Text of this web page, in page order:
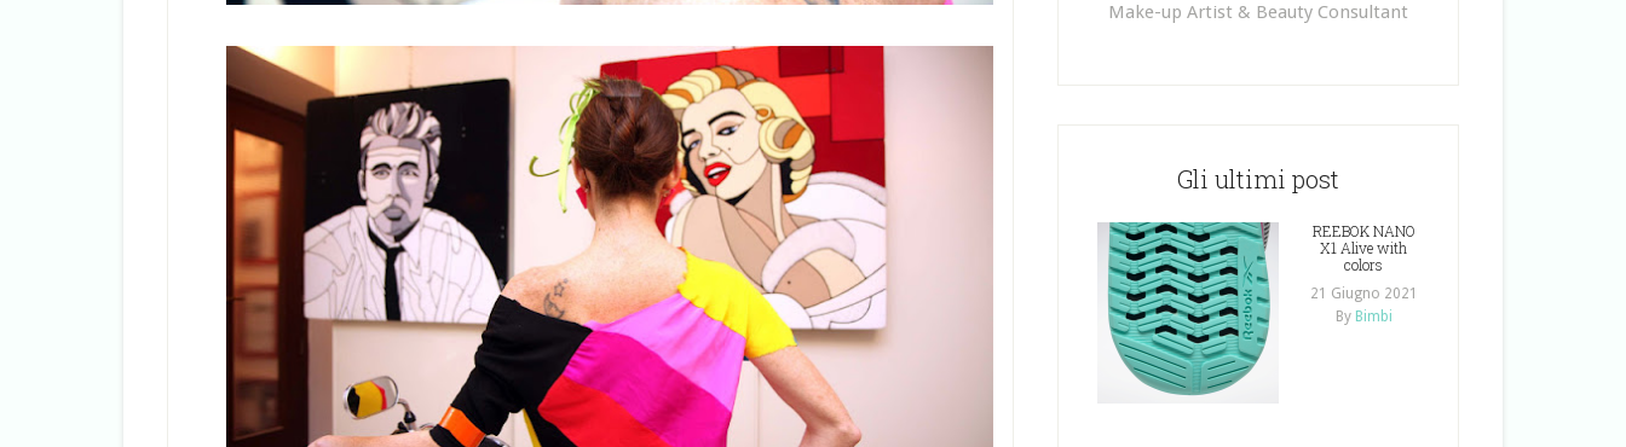
Make-up Artist & Beauty Consultant
Gli ultimi post
REEBOK NANO
X1 Alive with
colors
21 Giugno 2021
By Bimbi